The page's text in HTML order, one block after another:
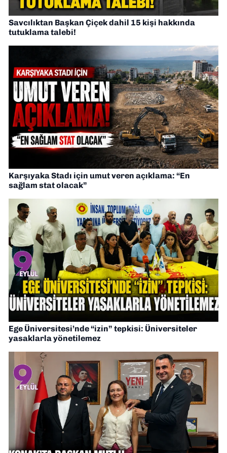
Savcılıktan Başkan Çiçek dahil 15 kişi hakkında
tutuklama talebi!
Karşıyaka Stadı için umut veren açıklama: “En
sağlam stat olacak”
Ege Üniversitesi’nde “izin” tepkisi: Üniversiteler
yasaklarla yönetilemez